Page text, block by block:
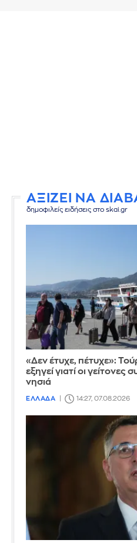
ΑΞΙΖΕΙ ΝΑ
δημοφιλείς ειδήσεις στο skai.gr
«Δεν έτυχε, πέτυχε»:
εξηγεί γιατί οι γείτονες
νησιά
ΕΛΛΑΔΑ 14:27, 07.08.2026